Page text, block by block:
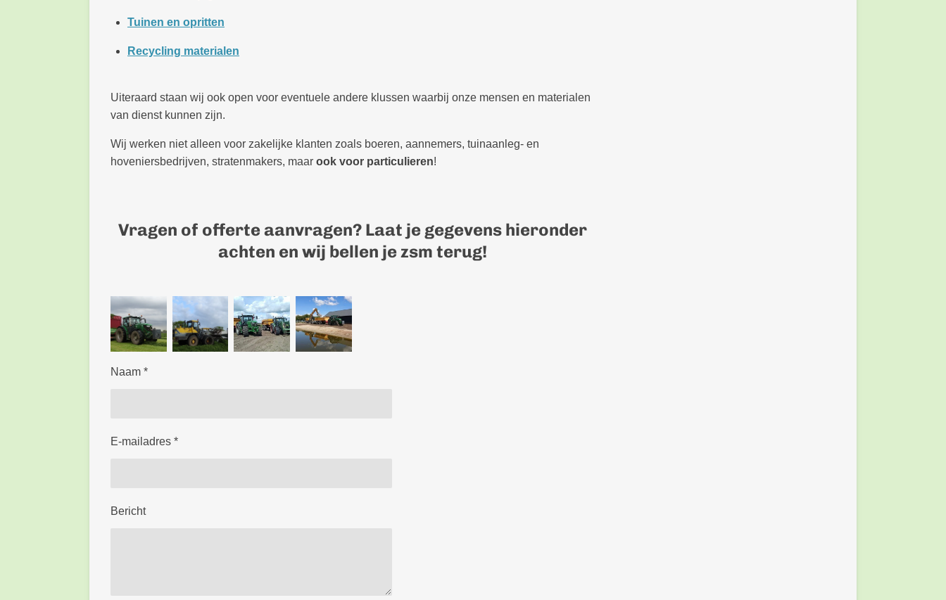
Tuinen en opritten
Recycling materialen
Uiteraard staan wij ook open voor eventuele andere klussen waarbij onze mensen en materialen
van dienst kunnen zijn.
Wij werken niet alleen voor zakelijke klanten zoals boeren, aannemers, tuinaanleg- en
hoveniersbedrijven, stratenmakers, maar ook voor particulieren!
Vragen of offerte aanvragen? Laat je gegevens hieronder
achten en wij bellen je zsm terug!
Naam *
E-mailadres *
Bericht